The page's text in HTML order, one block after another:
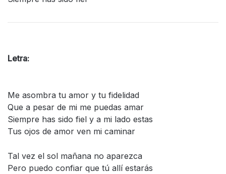
Letra:
Me asombra tu amor y tu fidelidad
Que a pesar de mi me puedas amar
Siempre has sido fiel y a mi lado estas
Tus ojos de amor ven mi caminar
Tal vez el sol mañana no aparezca
Pero puedo confiar que tú allí estarás